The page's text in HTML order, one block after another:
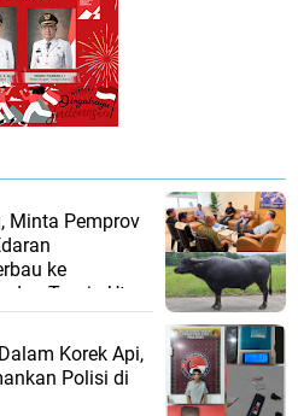
Minta Pemprov
ke
Toraja Utara
Korek Api,
Polisi di